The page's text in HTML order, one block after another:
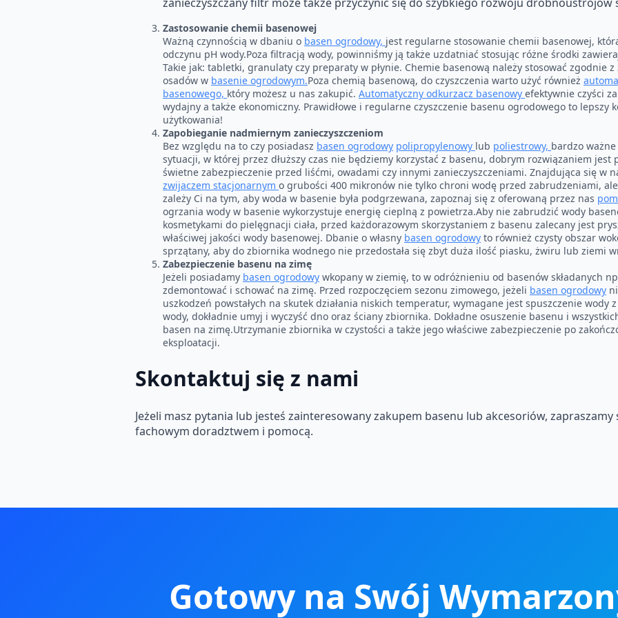
Zastosowanie chemii basenowej
Ważną czynnością w dbaniu o basen ogrodowy, jest regularne stosowanie chemii basenowej,
odczynu pH wody.Poza filtracją wody, powinniśmy ją także uzdatniać stosując różne środki
Takie jak: tabletki, granulaty czy preparaty w płynie. Chemie basenową należy stosować zgodnie
osadów w basenie ogrodowym.Poza chemią basenową, do czyszczenia warto użyć również
basenowego, który możesz u nas zakupić. Automatyczny odkurzacz basenowy efektywnie czyści
wydajny a także ekonomiczny. Prawidłowe i regularne czyszczenie basenu ogrodowego to lepszy
użytkowania!
Zapobieganie nadmiernym zanieczyszczeniom
Bez względu na to czy posiadasz basen ogrodowy polipropylenowy lub poliestrowy, bardzo
sytuacji, w której przez dłuższy czas nie będziemy korzystać z basenu, dobrym rozwiązaniem jest
świetne zabezpieczenie przed liśćmi, owadami czy innymi zanieczyszczeniami. Znajdująca się w
zwijaczem stacjonarnym o grubości 400 mikronów nie tylko chroni wodę przed zabrudzeniami,
zależy Ci na tym, aby woda w basenie była podgrzewana, zapoznaj się z oferowaną przez nas
ogrzania wody w basenie wykorzystuje energię cieplną z powietrza.Aby nie zabrudzić wody
kosmetykami do pielęgnacji ciała, przed każdorazowym skorzystaniem z basenu zalecany jest
właściwej jakości wody basenowej. Dbanie o własny basen ogrodowy to również czysty obszar
sprzątany, aby do zbiornika wodnego nie przedostała się zbyt duża ilość piasku, żwiru lub ziemi
Zabezpieczenie basenu na zimę
Jeżeli posiadamy basen ogrodowy wkopany w ziemię, to w odróżnieniu od basenów składanych
zdemontować i schować na zimę. Przed rozpoczęciem sezonu zimowego, jeżeli basen ogrodowy
uszkodzeń powstałych na skutek działania niskich temperatur, wymagane jest spuszczenie wody
wody, dokładnie umyj i wyczyść dno oraz ściany zbiornika. Dokładne osuszenie basenu i
basen na zimę.Utrzymanie zbiornika w czystości a także jego właściwe zabezpieczenie po
eksploatacji.
Skontaktuj się z nami
Jeżeli masz pytania lub jesteś zainteresowany zakupem basenu lub akcesoriów,
fachowym doradztwem i pomocą.
Gotowy na Swój